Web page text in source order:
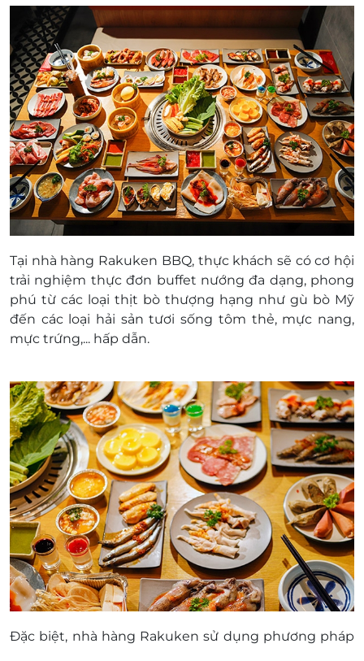
Địa chỉ: Số 82-84 Bàu Cát, Phường 14, Quận
Tân Bình, TP. Hồ Chí Minh.
Giá chưa bao gồm VAT, nhà hàng luôn thu VAT
khi ra bill.
Tại nhà hàng Rakuken BBQ, thực khách sẽ có cơ hội
trải nghiệm thực đơn buffet nướng đa dạng, phong
phú từ các loại thịt bò thượng hạng như gù bò Mỹ
đến các loại hải sản tươi sống tôm thẻ, mực nang,
mực trứng,... hấp dẫn.
Đặc biệt, nhà hàng Rakuken sử dụng phương pháp